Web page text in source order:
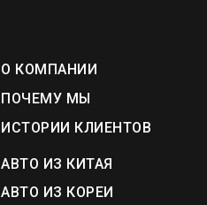
АВТО ИЗ КИТАЯ
АВТО ИЗ КОРЕИ
ИСТОРИИ КЛИЕНТОВ
ПОЧЕМУ МЫ
О КОМПАНИИ